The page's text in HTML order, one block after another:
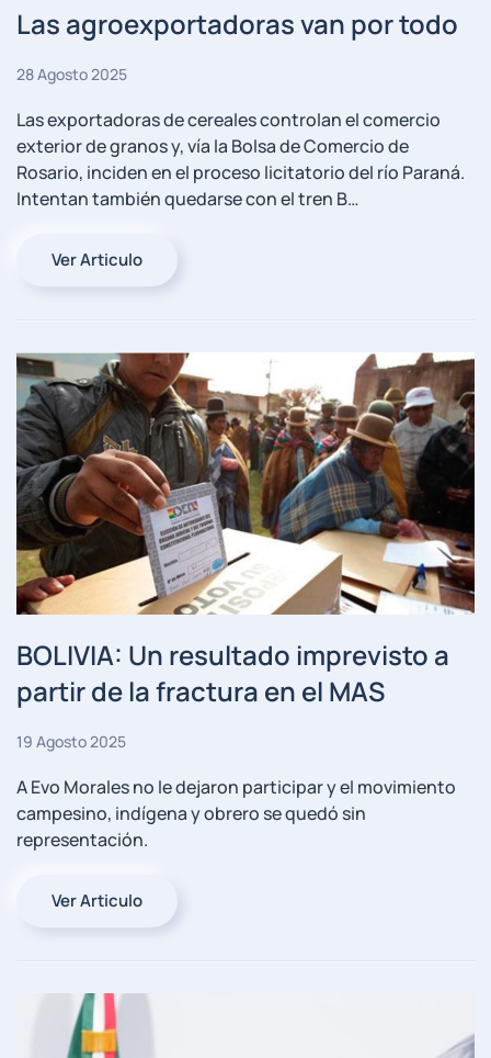
Las agroexportadoras van por todo
28 Agosto 2025
Las exportadoras de cereales controlan el comercio
exterior de granos y, vía la Bolsa de Comercio de
Rosario, inciden en el proceso licitatorio del río Paraná.
Intentan también quedarse con el tren B…
Ver Articulo
BOLIVIA: Un resultado imprevisto a
partir de la fractura en el MAS
19 Agosto 2025
A Evo Morales no le dejaron participar y el movimiento
campesino, indígena y obrero se quedó sin
representación.
Ver Articulo